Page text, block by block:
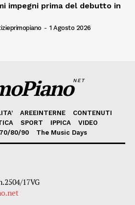
impegni prima del debutto in
- 1 Agosto 2026
NET
AREEINTERNE
CONTENUTI
SPORT IPPICA
VIDEO
80/90
The Music Days
17VG